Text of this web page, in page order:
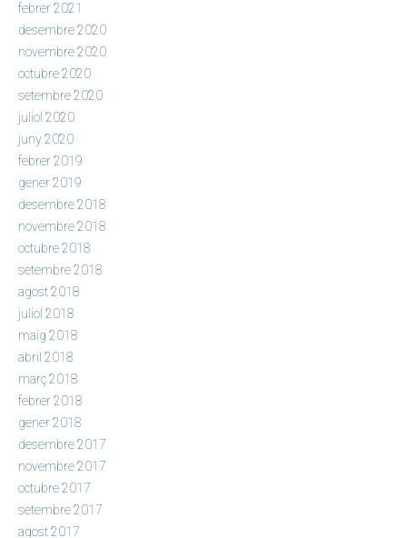
febrer 2021
desembre 2020
novembre 2020
octubre 2020
setembre 2020
juliol 2020
juny 2020
febrer 2019
gener 2019
desembre 2018
novembre 2018
octubre 2018
setembre 2018
agost 2018
juliol 2018
maig 2018
abril 2018
març 2018
febrer 2018
gener 2018
desembre 2017
novembre 2017
octubre 2017
setembre 2017
agost 2017